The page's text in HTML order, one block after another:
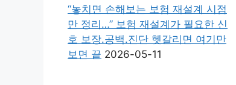
“놓치면 손해보는 보험 재설계 시점
만 정리…” 보험 재설계가 필요한 신
호 보장.공백.진단 헷갈리면 여기만
보면 끝 2026-05-11